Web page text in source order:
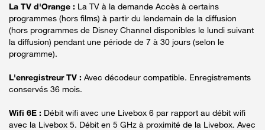
La TV d'Orange : La TV à la demande Accès à certains
programmes (hors films) à partir du lendemain de la diffusion
(hors programmes de Disney Channel disponibles le lundi suivant
la diffusion) pendant une période de 7 à 30 jours (selon le
programme).
L'enregistreur TV : Avec décodeur compatible. Enregistrements
conservés 36 mois.
Wifi 6E : Débit wifi avec une Livebox 6 par rapport au débit wifi
avec la Livebox 5. Débit en 5 GHz à proximité de la Livebox. Avec